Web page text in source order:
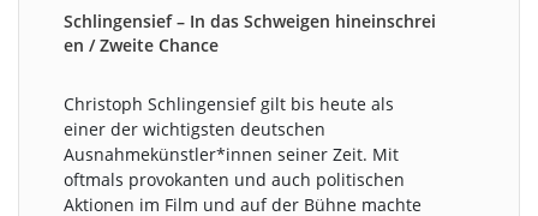
Schlingensief – In das Schweigen hineinschrei
en / Zweite Chance
Christoph Schlingensief gilt bis heute als
einer der wichtigsten deutschen
Ausnahmekünstler*innen seiner Zeit. Mit
oftmals provokanten und auch politischen
Aktionen im Film und auf der Bühne machte